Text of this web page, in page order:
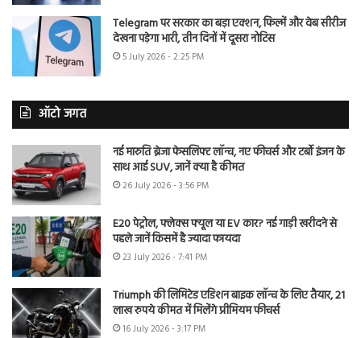
Telegram पर सरकार का बड़ा एक्शन, फिल्में और वेब सीरीज
देखना पड़ेगा भारी, तीन दिनों में दूसरा नोटिस
5 July 2026 - 2:25 PM
ऑटो जगत
नई मारुति ब्रेजा फेसलिफ्ट लॉन्च, नए फीचर्स और टर्बो इंजन के
साथ आई SUV, जानें क्या है कीमत
26 July 2026 - 3:56 PM
E20 पेट्रोल, फ्लेक्स फ्यूल या EV कार? नई गाड़ी खरीदने से
पहले जानें किसमें है ज्यादा फायदा
23 July 2026 - 7:41 PM
Triumph की लिमिटेड एडिशन बाइक लॉन्च के लिए तैयार, 21
लाख रुपये कीमत में मिलेंगे प्रीमियम फीचर्स
16 July 2026 - 3:17 PM